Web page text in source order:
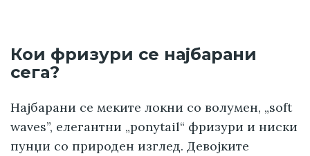
Кои фризури се најбарани
сега?
Најбарани се меките локни со волумен, „soft
waves”, елегантни „ponytail“ фризури и ниски
пунџи со природен изглед. Девојките